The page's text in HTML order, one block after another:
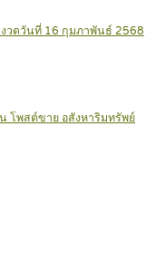
งวดวันที่ 16 กุมภาพันธ์ 2568
โพสต์ขาย อสังหาริมทรัพย์